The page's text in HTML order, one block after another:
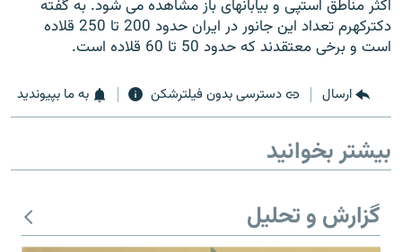
زبان‌های دیگر
اکثر مناطق استپی و بیابانهای باز مشاهده می شود. به گفته
دکترکهرم تعداد این جانور در ایران حدود 200 تا 250 قلاده
است و برخی معتقدند که حدود 50 تا 60 قلاده است.
ارسال دسترسی بدون فیلترشکن به ما بپیوندید
بیشتر بخوانید
گزارش و تحلیل